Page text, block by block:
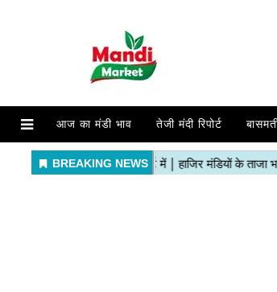
आज का मंडी भाव तेजी मंदी रिपोर्ट